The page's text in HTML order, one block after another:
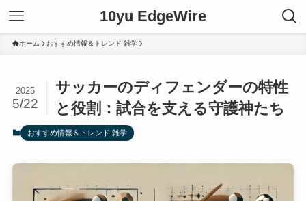
10yu EdgeWire
ホーム おすすめ情報＆トレンド 雑学
サッカーのディフェンダーの特性
と役割：試合を支える守護神たち
2025
5/22
おすすめ情報＆トレンド 雑学